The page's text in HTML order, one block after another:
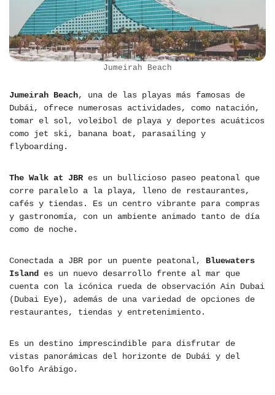
Jumeirah Beach
Jumeirah Beach, una de las playas más famosas de
Dubái, ofrece numerosas actividades, como natación,
tomar el sol, voleibol de playa y deportes acuáticos
como jet ski, banana boat, parasailing y
flyboarding.
The Walk at JBRes un bullicioso paseo peatonal que
corre paralelo a la playa, lleno de restaurantes,
cafés y tiendas. Es un centro vibrante para compras
y gastronomía, con un ambiente animado tanto de día
como de noche.
Conectada a JBR por un puente peatonal, Bluewaters
Island es un nuevo desarrollo frente al mar que
cuenta con la icónica rueda de observación Ain Dubai
(Dubai Eye), además de una variedad de opciones de
restaurantes, tiendas y entretenimiento.
Es un destino imprescindible para disfrutar de
vistas panorámicas del horizonte de Dubái y del
Golfo Arábigo.